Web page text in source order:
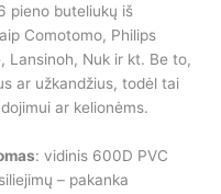
pieno buteliukų iš
Comotomo, Philips
Lansinoh, Nuk ir kt. Be to,
ar užkandžius, todėl tai
ar kelionėms.
: vidinis 600D PVC
– pakanka